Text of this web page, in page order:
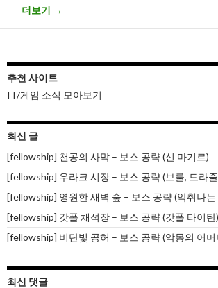
120mm & 82mm System Cooler Fan 샷~
더보기 →
추천 사이트
IT/게임 소식 모아보기
최신 글
[fellowship] 천공의 사막 – 보스 공략 (신 마기르)
[fellowship] 우라크 시장 – 보스 공략 (브룰, 드라
[fellowship] 영원한 새벽 숲 – 보스 공략 (악취나는
[fellowship] 갓폴 채석장 – 보스 공략 (갓폴 타이탄)
[fellowship] 비단빛 공허 – 보스 공략 (악몽의 어
최신 댓글